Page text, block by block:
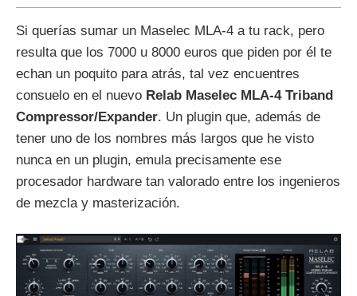
Si querías sumar un Maselec MLA-4 a tu rack, pero
resulta que los 7000 u 8000 euros que piden por él te
echan un poquito para atrás, tal vez encuentres
consuelo en el nuevo Relab Maselec MLA-4 Triband
Compressor/Expander. Un plugin que, además de
tener uno de los nombres más largos que he visto
nunca en un plugin, emula precisamente ese
procesador hardware tan valorado entre los ingenieros
de mezcla y masterización.